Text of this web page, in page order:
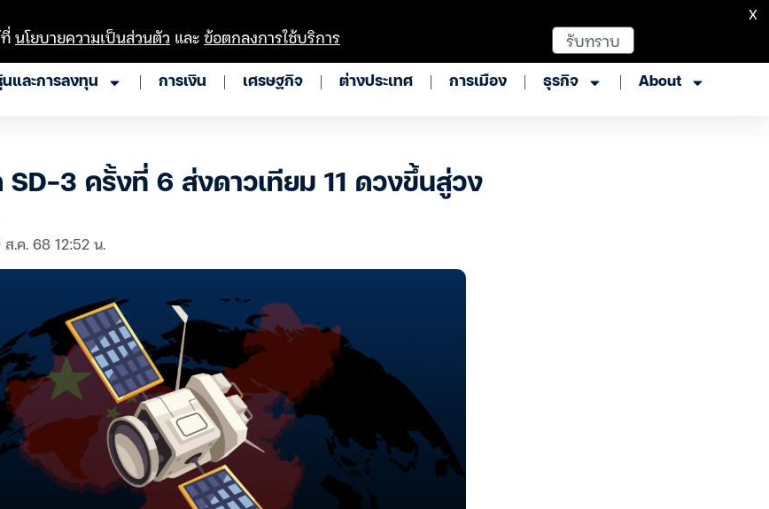
นและการลงทุน การเงิน เศรษฐกิจ ต่างประเทศ การเมือง ธุรกิจ About
SD-3 ครั้งที่ 6 ส่งดาวเทียม 11 ดวงขึ้นสู่วง
.ค. 68 12:52 น.
นโยบายความเป็นส่วนตัว และข้อตกลงการใช้บริการ รับทราบ
X